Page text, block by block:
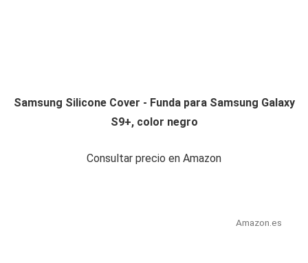
Samsung Silicone Cover - Funda para Samsung Galaxy
S9+, color negro
Consultar precio en Amazon
Amazon.es